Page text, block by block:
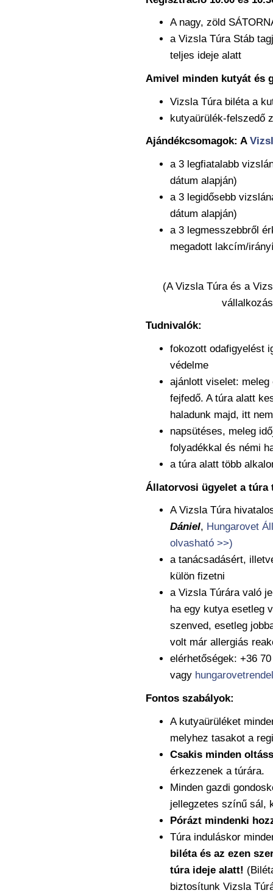
A nagy, zöld
a Vizsla Túra Stáb
teljes ideje alatt
Amivel minden kutyát és
Vizsla Túra biléta a
kutyaürülék-felszedő
Ajándékcsomagok: A
a 3 legfiatalabb
dátum alapján)
a 3 legidősebb
dátum alapján)
a 3 legmesszebbről
megadott lakcím/
(A Vizsla Túra és a
Tudnivalók:
fokozott odafigyelést
védelme
ajánlott viselet:
fejfedő. A túra alatt
haladunk majd, itt
napsütéses, meleg
folyadékkal és némi
a túra alatt több
Állatorvosi ügyelet a túra
A Vizsla Túra
Dániel, Hungarovet
olvasható >>)
a tanácsadásért,
külön fizetni
a Vizsla Túrára való
ha egy kutya esetleg
szenved, esetleg
volt már allergiás
elérhetőségek: +36
vagy
Fontos szabályok:
A kutyaürüléket
melyhez tasakot a
Csakis minden
érkezzenek a túrára.
Minden gazdi
jellegzetes színű sál,
Pórázt mindenki
Túra induláskor
biléta és az ezen
túra ideje alatt!
biztosítunk Vizsla